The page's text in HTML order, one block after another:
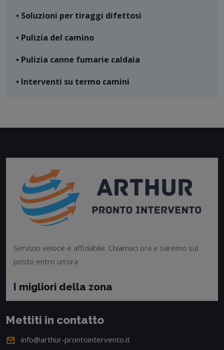
• Soluzioni per tiraggi difettosi
• Pulizia del camino
• Pulizia canne fumarie caldaia
• Interventi su termo camini
Servizio veloce e affidabile. Chiamaci ora e saremo sul
posto entro un'ora
I migliori della zona
Mettiti in contatto
info@arthur-prontointervento.it